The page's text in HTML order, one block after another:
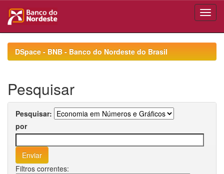
navigationDSpace - BNB - Banco do Nordeste do Brasil
Pesquisar
Pesquisar:
por
Filtros correntes: